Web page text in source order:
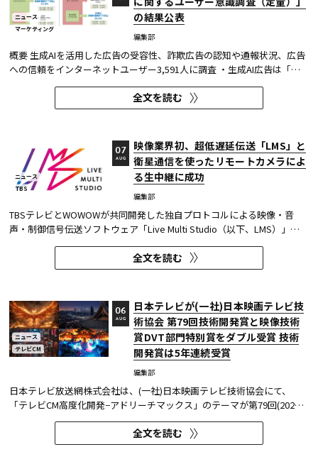
ニュース
マーケティング
の結果公表
編集部
概要 生成AIを活用した広告の受容性、詐欺広告の認知や通報状況、広告
への信頼をインターネットユーザー3,591人に調査 ・生成AI広告は「条
件が整えば活用してよい」が52.0%。AI活用の明示や権利処理など、透
明性への配慮が受容の前提になる。 ・詐欺広告は各タイプとも70％の認
知があり、過去1年以内の接触経験は10～20％台。一方、通報経...
全文を読む
ニュース
TBS
映像業界初、超低遅延伝送「LMS」と
衛星通信を使ったリモートカメラによ
る生中継に成功
編集部
07
AUG
TBSテレビとWOWOWが共同開発した独自プロトコルによる映像・音
声・制御信号伝送ソフトウェア「Live Multi Studio（以下、LMS）」
が、JCOM株式会社（以下、J:COM）の生中継の特別番組に採用され
た。2026年6月16日にJ:COMが放送した『北海道神宮例祭 神輿渡御』に
おいて、J:COMチャンネル（※1）、地域情報アプリ「ど・ろーかる」
全文を読む
ニュース
テレビCM
日本テレビが(一社)日本映画テレビ技
術協会 第79回技術開発賞と映像技術
賞DVT部門特別賞をダブル受賞 技術
開発賞は5年連続受賞
編集部
06
AUG
日本テレビ放送網株式会社は、(一社)日本映画テレビ技術協会にて、
「テレビCM高度化開発−アドリーチマックス」のテーマが第79回(2025
年度)技術開発賞を、「TOKYO巫女忍者」が映像技術賞 DVT(デジタルビ
ジュアル技術)部門 特別賞を受賞したことを発表した。技術開発賞部門
では、昨年に続き5年連続の受賞となる。 この賞は毎年、放送に関連
全文を読む